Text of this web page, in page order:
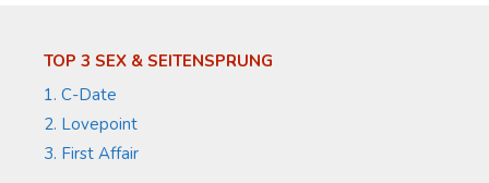
TOP 3 SEX & SEITENSPRUNG
1. C-Date
2. Lovepoint
3. First Affair